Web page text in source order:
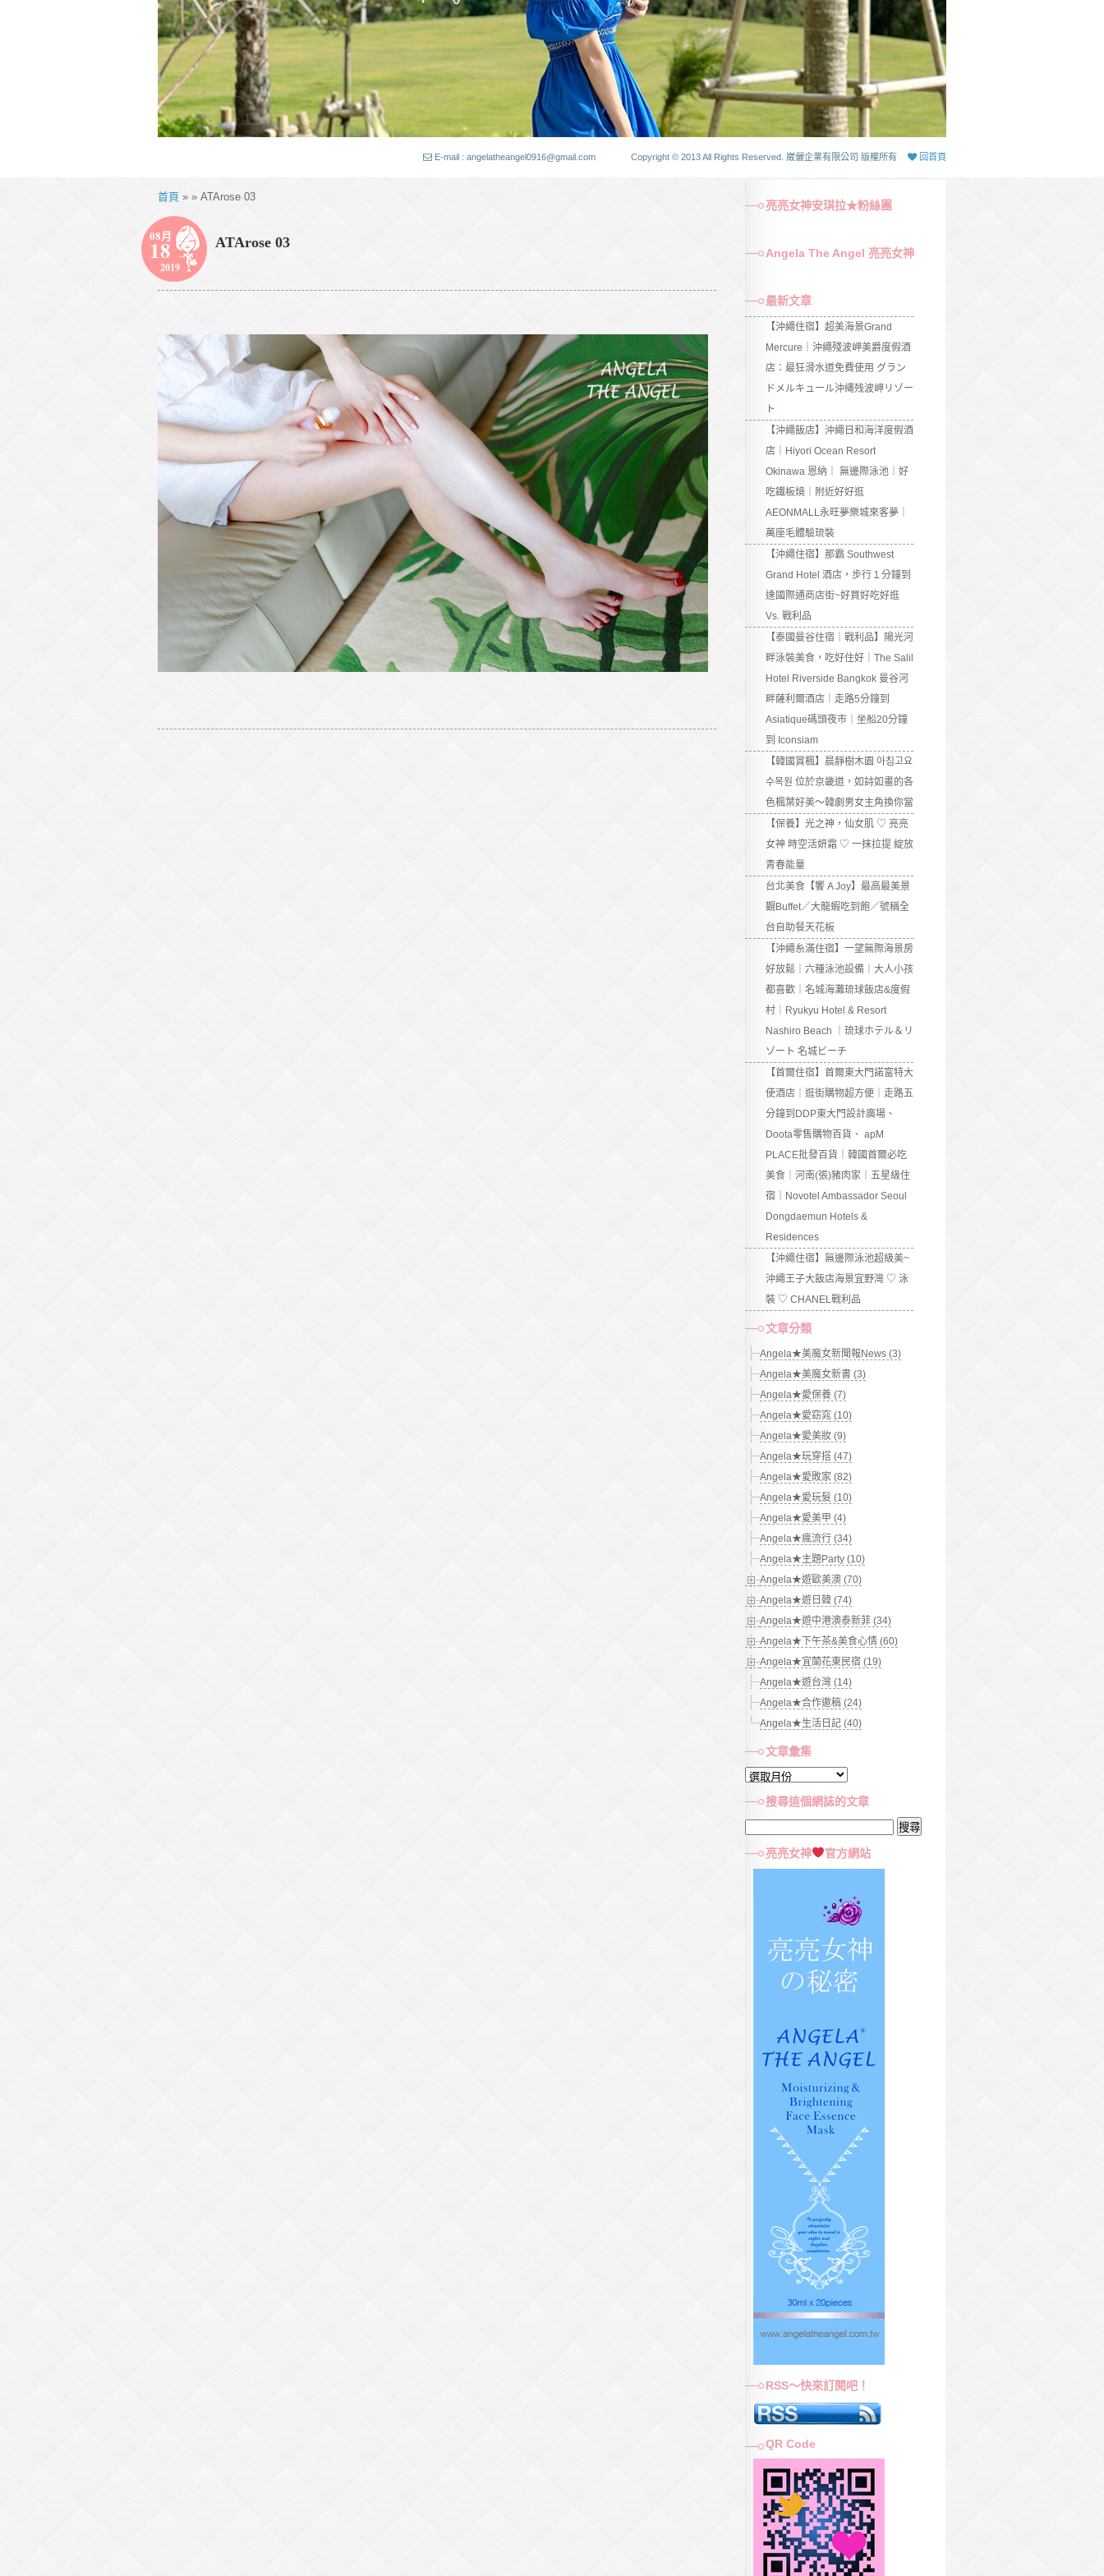
E-mail : angelatheangel0916@gmail.com Copyright © 2013 All Rights Reserved. 崴儷企業有限公司 版權所有 回首頁
首頁 » » ATArose 03
08月
18
2019
ATArose 03
亮亮女神安琪拉★粉絲團
Angela The Angel 亮亮女神
最新文章
【沖繩住宿】超美海景Grand
Mercure｜沖繩殘波岬美爵度假酒
店：最狂滑水道免費使用 グラン
ドメルキュール沖縄残波岬リゾー
ト
【沖繩飯店】沖繩日和海洋度假酒
店｜Hiyori Ocean Resort
Okinawa 恩納｜ 無邊際泳池｜好
吃鐵板燒｜附近好好逛
AEONMALL永旺夢樂城來客夢｜
萬座毛體驗琉裝
【沖繩住宿】那霸 Southwest
Grand Hotel 酒店，步行１分鐘到
達國際通商店街~好買好吃好逛
Vs. 戰利品
【泰國曼谷住宿｜戰利品】陽光河
畔泳裝美食，吃好住好｜The Salil
Hotel Riverside Bangkok 曼谷河
畔薩利爾酒店｜走路5分鐘到
Asiatique碼頭夜市｜坐船20分鐘
到 Iconsiam
【韓國賞楓】晨靜樹木園 아침고요
수목원 位於京畿道，如詩如畫的各
色楓葉好美～韓劇男女主角換你當
【保養】光之神，仙女肌 ♡ 亮亮
女神 時空活妍霜 ♡ 一抹拉提 綻放
青春能量
台北美食【饗 A Joy】最高最美景
觀Buffet／大龍蝦吃到飽／號稱全
台自助餐天花板
【沖繩糸滿住宿】一望無際海景房
好放鬆｜六種泳池設備｜大人小孩
都喜歡｜名城海灘琉球飯店&度假
村｜Ryukyu Hotel & Resort
Nashiro Beach ｜琉球ホテル＆リ
ゾート 名城ビーチ
【首爾住宿】首爾東大門諾富特大
使酒店｜逛街購物超方便｜走路五
分鐘到DDP東大門設計廣場、
Doota零售購物百貨、 apM
PLACE批發百貨｜韓國首爾必吃
美食｜河南(張)豬肉家｜五星級住
宿｜Novotel Ambassador Seoul
Dongdaemun Hotels &
Residences
【沖繩住宿】無邊際泳池超級美~
沖繩王子大飯店海景宜野灣 ♡ 泳
裝 ♡ CHANEL戰利品
文章分類
Angela★美魔女新聞報News (3)
Angela★美魔女新書 (3)
Angela★愛保養 (7)
Angela★愛窈窕 (10)
Angela★愛美妝 (9)
Angela★玩穿搭 (47)
Angela★愛敗家 (82)
Angela★愛玩髮 (10)
Angela★愛美甲 (4)
Angela★瘋流行 (34)
Angela★主題Party (10)
Angela★遊歐美澳 (70)
Angela★遊日韓 (74)
Angela★遊中港澳泰新菲 (34)
Angela★下午茶&美食心情 (60)
Angela★宜蘭花東民宿 (19)
Angela★遊台灣 (14)
Angela★合作邀稿 (24)
Angela★生活日記 (40)
文章彙集
文
彙
集
搜尋這個網誌的文章
關
亮亮女神 官方網站
RSS～快來訂閱吧！
QR Code